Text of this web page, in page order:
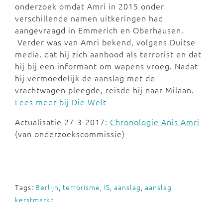
onderzoek omdat Amri in 2015 onder
verschillende namen uitkeringen had
aangevraagd in Emmerich en Oberhausen.
Verder was van Amri bekend, volgens Duitse
media, dat hij zich aanbood als terrorist en dat
hij bij een informant om wapens vroeg. Nadat
hij vermoedelijk de aanslag met de
vrachtwagen pleegde, reisde hij naar Milaan.
Lees meer bij Die Welt
Actualisatie 27-3-2017: Chronologie Anis Amri
(van onderzoekscommissie)
Tags: Berlijn, terrorisme, IS, aanslag, aanslag
kerstmarkt